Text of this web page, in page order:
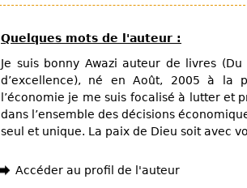
Quelques mots de l'auteur :
Je suis bonny Awazi auteur de livres
d’excellence), né en Août, 2005 à la
l’économie je me suis focalisé à lutter et
dans l’ensemble des décisions
seul et unique. La paix de Dieu soit avec
Accéder au profil de l'auteur